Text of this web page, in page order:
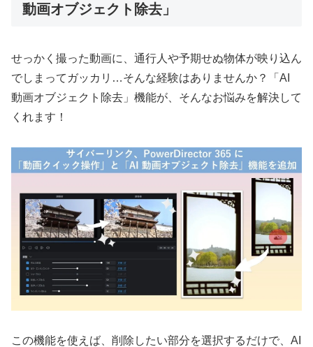
動画オブジェクト除去」
せっかく撮った動画に、通行人や予期せぬ物体が映り込ん
でしまってガッカリ…そんな経験はありませんか？「AI
動画オブジェクト除去」機能が、そんなお悩みを解決して
くれます！
この機能を使えば、削除したい部分を選択するだけで、AI